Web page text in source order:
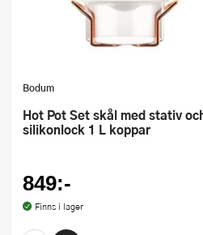
Bodum
Hot Pot Set skål med stativ och
silikonlock 1 L koppar
849:-
Finns i lager